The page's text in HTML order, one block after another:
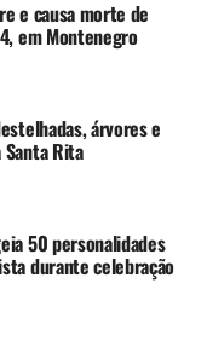
com a lista
nos cursos de
e causa morte de
em Montenegro
árvores e
Rita
50 personalidades
durante celebração